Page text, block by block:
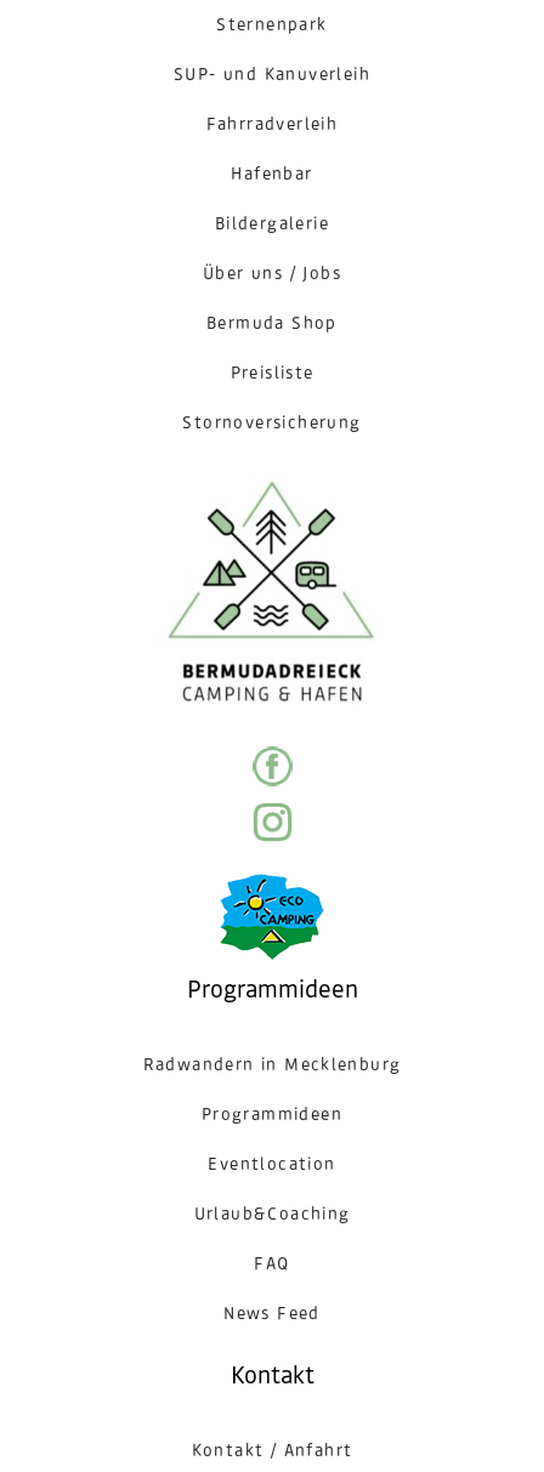
Sternenpark
SUP- und Kanuverleih
Fahrradverleih
Hafenbar
Bildergalerie
Über uns / Jobs
Bermuda Shop
Preisliste
Stornoversicherung
Programmideen
Radwandern in Mecklenburg
Programmideen
Eventlocation
Urlaub&Coaching
FAQ
News Feed
Kontakt
Kontakt / Anfahrt